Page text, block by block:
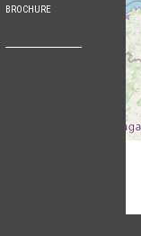
BROCHURE